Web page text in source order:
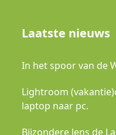
Laatste nieuws
In het spoor van de
Lightroom
laptop naar pc.
Bijzondere lens de